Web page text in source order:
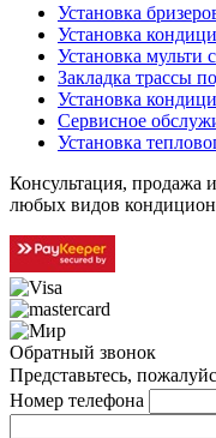
Установка
Установка
Установка мульти
Закладка трассы
Установка
Сервисное
Установка
Консультация, продажа
любых видов
Обратный звонок
Представьтесь,
Номер телефона